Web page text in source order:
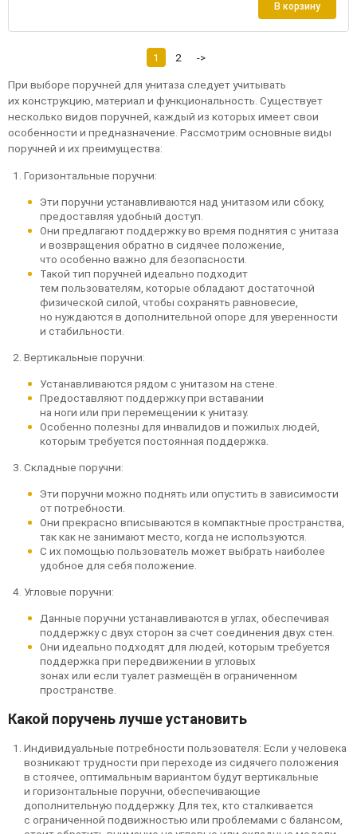
В корзину
1 2 ->
При выборе поручней для унитаза следует учитывать
их конструкцию, материал и функциональность. Существует
несколько видов поручней, каждый из которых имеет свои
особенности и предназначение. Рассмотрим основные виды
поручней и их преимущества:
Горизонтальные поручни:
Эти поручни устанавливаются над унитазом или сбоку,
предоставляя удобный доступ.
Они предлагают поддержку во время поднятия с унитаза
и возвращения обратно в сидячее положение,
что особенно важно для безопасности.
Такой тип поручней идеально подходит
тем пользователям, которые обладают достаточной
физической силой, чтобы сохранять равновесие,
но нуждаются в дополнительной опоре для уверенности
и стабильности.
Вертикальные поручни:
Устанавливаются рядом с унитазом на стене.
Предоставляют поддержку при вставании
на ноги или при перемещении к унитазу.
Особенно полезны для инвалидов и пожилых людей,
которым требуется постоянная поддержка.
Складные поручни:
Эти поручни можно поднять или опустить в зависимости
от потребности.
Они прекрасно вписываются в компактные пространства,
так как не занимают место, когда не используются.
С их помощью пользователь может выбрать наиболее
удобное для себя положение.
Угловые поручни:
Данные поручни устанавливаются в углах, обеспечивая
поддержку с двух сторон за счет соединения двух стен.
Они идеально подходят для людей, которым требуется
поддержка при передвижении в угловых
зонах или если туалет размещён в ограниченном
пространстве.
Какой поручень лучше установить
Индивидуальные потребности пользователя: Если у человека
возникают трудности при переходе из сидячего положения
в стоячее, оптимальным вариантом будут вертикальные
и горизонтальные поручни, обеспечивающие
дополнительную поддержку. Для тех, кто сталкивается
с ограниченной подвижностью или проблемами с балансом,